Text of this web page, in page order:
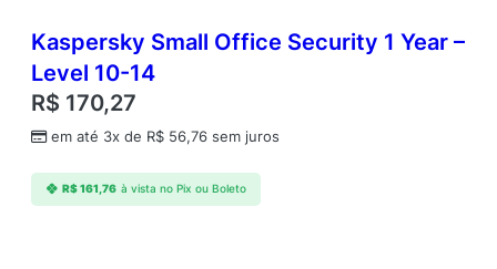
Kaspersky Small Office Security 1 Year –
Level 10-14
R$ 170,27
em até 3x de R$ 56,76 sem juros
R$161,76 à vista no Pix ou Boleto